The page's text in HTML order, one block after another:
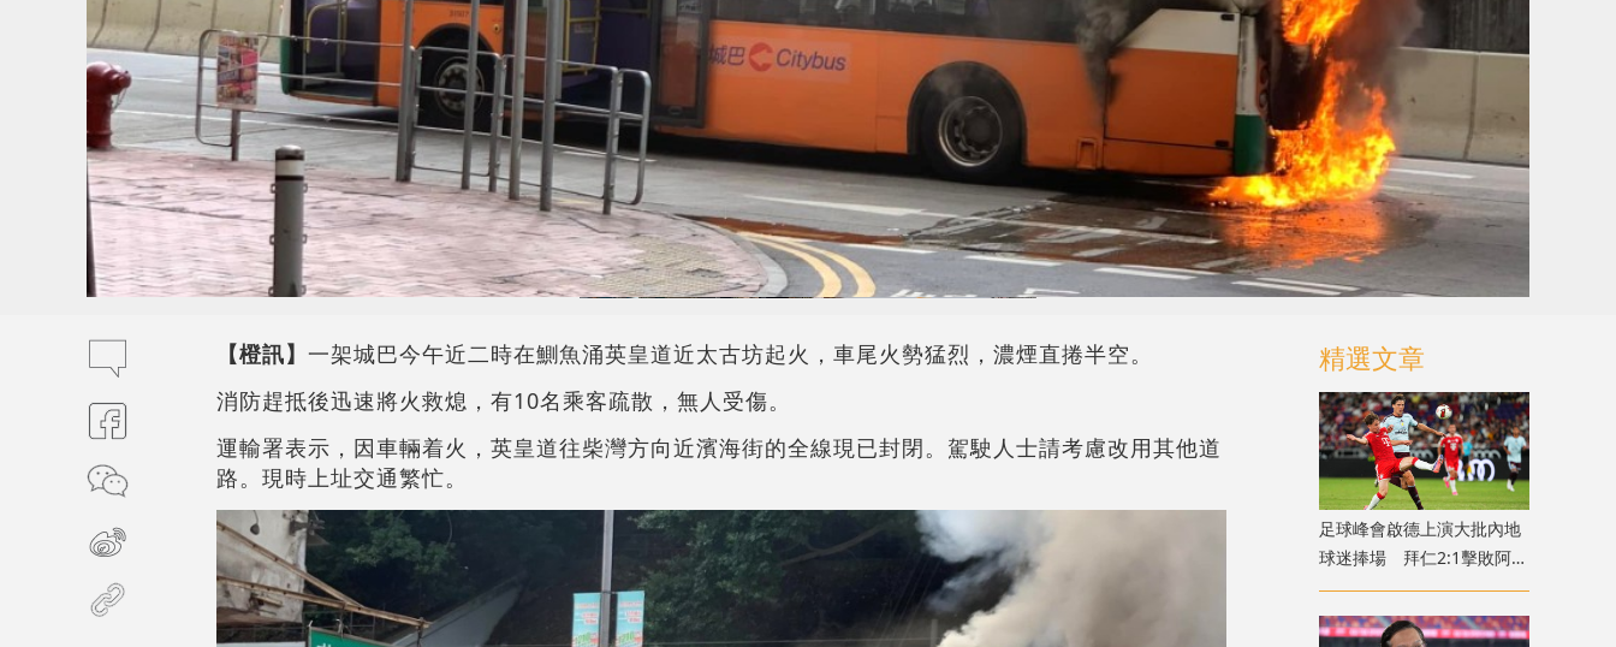
【橙訊】 一架城巴今午近二時在鰂魚涌英皇道近太古坊起火，車尾火勢猛烈，濃煙直捲半空。
消防趕抵後迅速將火救熄，有10名乘客疏散，無人受傷。
運輸署表示，因車輛着火，英皇道往柴灣方向近濱海街的全線現已封閉。駕駛人士請考慮改用其他道
路。現時上址交通繁忙。
精選文章
足球峰會啟德上演大批內地
球迷捧場 拜仁2:1擊敗阿士
東維拉